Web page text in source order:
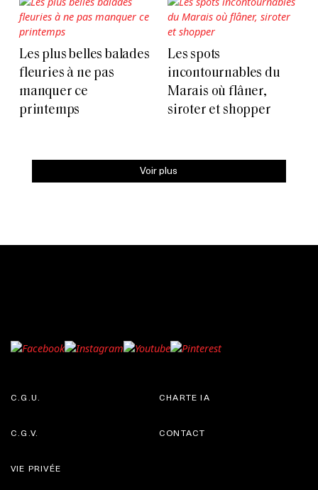
Les plus belles balades
fleuries à ne pas
manquer ce
printemps
Les spots
incontournables du
Marais où flâner,
siroter et shopper
Voir plus
C.G.U.
C.G.V.
CHARTE IA
CONTACT
VIE PRIVÉE